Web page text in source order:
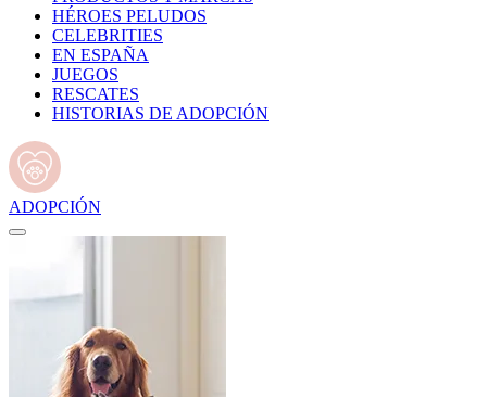
HÉROES PELUDOS
CELEBRITIES
EN ESPAÑA
JUEGOS
RESCATES
HISTORIAS DE ADOPCIÓN
ADOPCIÓN